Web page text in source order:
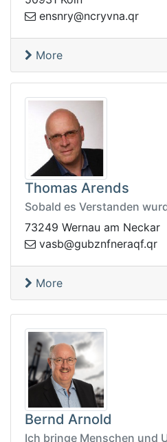
rq.anvyrcn@yrns
ne
More
Thomas Arends
Sobald es Verstanden
73249 Wernau am Neckar
rq.fqarenfnzbug
@bsav
More
Bernd Arnold
Ich bringe Menschen und